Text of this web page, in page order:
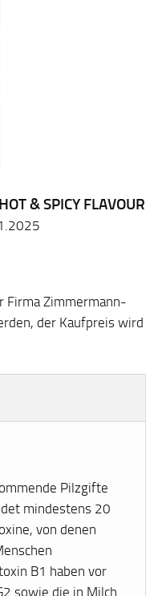
& SPICY FLAVOUR
Firma Zimmermann-
der Kaufpreis wird
Pilzgifte
mindestens 20
von denen
B1 haben vor
sowie die in Milch